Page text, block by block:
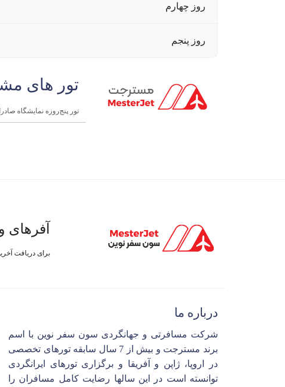
روز چهارم
روز پنجم
تور های
تور پنج‌روزه نمایشگاه
برای دریافت
درباره ما
شرکت مسافرتی و جهانگردی سون سفر نوین با اسم
برند مسترجت و بیش از 7 سال سابقه تورهای تخصصی
در اروپا، ژاپن و آفریقا و برگزاری تورهای ایرانگردی
توانسته است در این سالها رضایت کامل مسافران را